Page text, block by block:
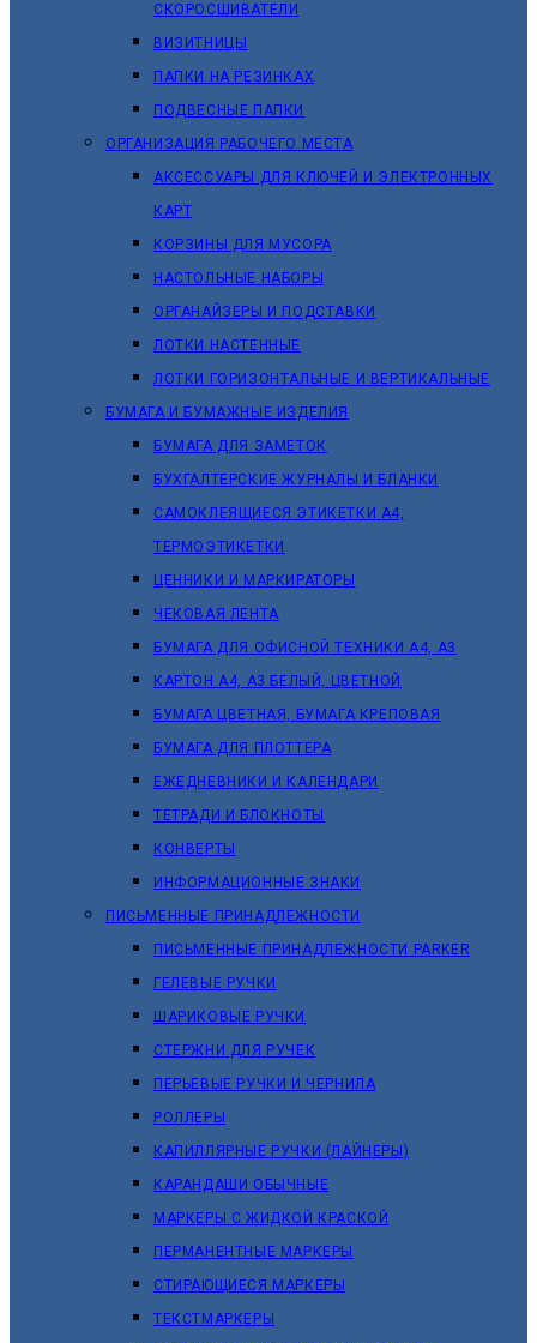
СКОРОСШИВАТЕЛИ
ВИЗИТНИЦЫ
ПАПКИ НА РЕЗИНКАХ
ПОДВЕСНЫЕ ПАПКИ
ОРГАНИЗАЦИЯ РАБОЧЕГО МЕСТА
АКСЕССУАРЫ ДЛЯ КЛЮЧЕЙ И ЭЛЕКТРОННЫХ
КАРТ
КОРЗИНЫ ДЛЯ МУСОРА
НАСТОЛЬНЫЕ НАБОРЫ
ОРГАНАЙЗЕРЫ И ПОДСТАВКИ
ЛОТКИ НАСТЕННЫЕ
ЛОТКИ ГОРИЗОНТАЛЬНЫЕ И ВЕРТИКАЛЬНЫЕ
БУМАГА И БУМАЖНЫЕ ИЗДЕЛИЯ
БУМАГА ДЛЯ ЗАМЕТОК
БУХГАЛТЕРСКИЕ ЖУРНАЛЫ И БЛАНКИ
САМОКЛЕЯЩИЕСЯ ЭТИКЕТКИ А4,
ТЕРМОЭТИКЕТКИ
ЦЕННИКИ И МАРКИРАТОРЫ
ЧЕКОВАЯ ЛЕНТА
БУМАГА ДЛЯ ОФИСНОЙ ТЕХНИКИ А4, А3
КАРТОН А4, А3 БЕЛЫЙ, ЦВЕТНОЙ
БУМАГА ЦВЕТНАЯ, БУМАГА КРЕПОВАЯ
БУМАГА ДЛЯ ПЛОТТЕРА
ЕЖЕДНЕВНИКИ И КАЛЕНДАРИ
ТЕТРАДИ И БЛОКНОТЫ
КОНВЕРТЫ
ИНФОРМАЦИОННЫЕ ЗНАКИ
ПИСЬМЕННЫЕ ПРИНАДЛЕЖНОСТИ
ПИСЬМЕННЫЕ ПРИНАДЛЕЖНОСТИ PARKER
ГЕЛЕВЫЕ РУЧКИ
ШАРИКОВЫЕ РУЧКИ
СТЕРЖНИ ДЛЯ РУЧЕК
ПЕРЬЕВЫЕ РУЧКИ И ЧЕРНИЛА
РОЛЛЕРЫ
КАПИЛЛЯРНЫЕ РУЧКИ (ЛАЙНЕРЫ)
КАРАНДАШИ ОБЫЧНЫЕ
МАРКЕРЫ C ЖИДКОЙ КРАСКОЙ
ПЕРМАНЕНТНЫЕ МАРКЕРЫ
СТИРАЮЩИЕСЯ МАРКЕРЫ
ТЕКСТМАРКЕРЫ